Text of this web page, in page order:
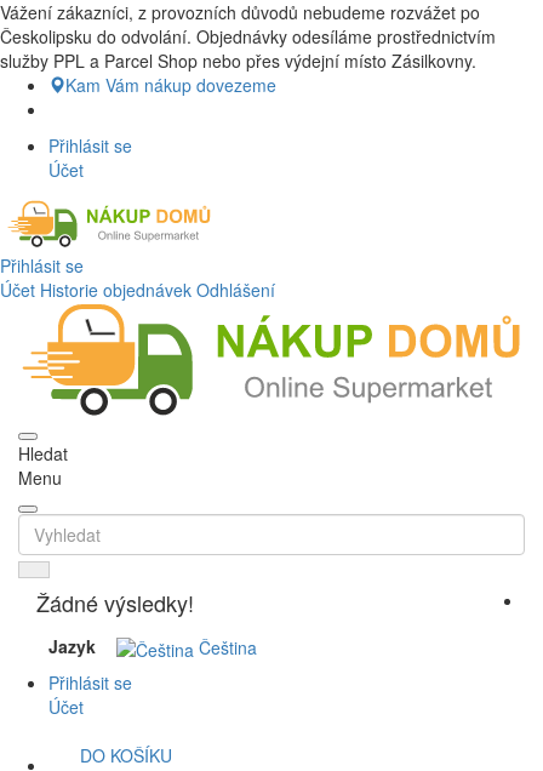
Nákup Potraviny domů, Nákup potraviny online, Čerstvé potraviny
dovezeme až k vašim dveřím. Česká lípa a okolí doprava zdarma.
Nakupdomu.cz
Vážení zákazníci, z provozních důvodů nebudeme rozvážet po
Českolipsku do odvolání. Objednávky odesíláme prostřednictvím
služby PPL a Parcel Shop nebo přes výdejní místo Zásilkovny.
Kam Vám nákup dovezeme
Přihlásit se
Účet
Přihlásit se
Účet Historie objednávek Odhlášení
Hledat
Menu
Žádné výsledky!
Jazyk
Čeština
Přihlásit se
Účet
DO KOŠÍKU